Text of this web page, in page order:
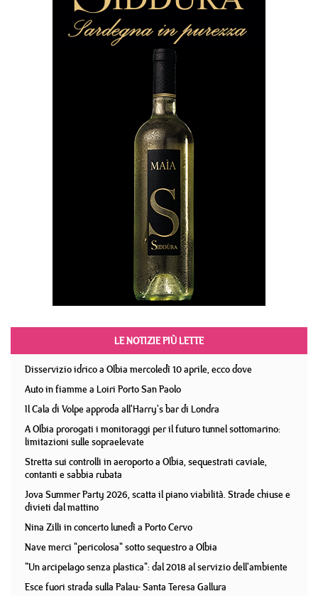
LE NOTIZIE PIÙ LETTE
Disservizio idrico a Olbia mercoledì 10 aprile, ecco dove
Auto in fiamme a Loiri Porto San Paolo
Il Cala di Volpe approda all'Harry's bar di Londra
A Olbia prorogati i monitoraggi per il futuro tunnel sottomarino:
limitazioni sulle sopraelevate
Stretta sui controlli in aeroporto a Olbia, sequestrati caviale,
contanti e sabbia rubata
Jova Summer Party 2026, scatta il piano viabilità. Strade chiuse e
divieti dal mattino
Nina Zilli in concerto lunedì a Porto Cervo
Nave merci "pericolosa" sotto sequestro a Olbia
"Un arcipelago senza plastica": dal 2018 al servizio dell'ambiente
Esce fuori strada sulla Palau- Santa Teresa Gallura